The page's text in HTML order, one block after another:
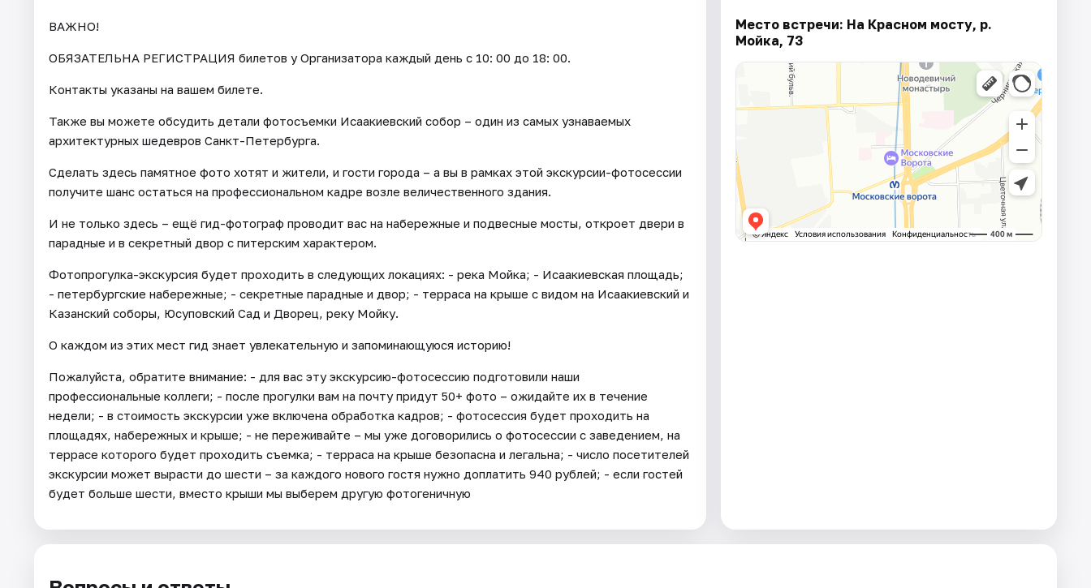
ВАЖНО!
ОБЯЗАТЕЛЬНА РЕГИСТРАЦИЯ билетов у Организатора каждый день c 10: 00 до 18: 00.
Контакты указаны на вашем билете.
Также вы можете обсудить детали фотосъемки Исаакиевский собор – один из самых узнаваемых
архитектурных шедевров Санкт-Петербурга.
Сделать здесь памятное фото хотят и жители, и гости города – а вы в рамках этой экскурсии-фотосессии
получите шанс остаться на профессиональном кадре возле величественного здания.
И не только здесь – ещё гид-фотограф проводит вас на набережные и подвесные мосты, откроет двери в
парадные и в секретный двор с питерским характером.
Фотопрогулка-экскурсия будет проходить в следующих локациях: - река Мойка; - Исаакиевская площадь;
- петербургские набережные; - секретные парадные и двор; - терраса на крыше с видом на Исаакиевский и
Казанский соборы, Юсуповский Сад и Дворец, реку Мойку.
О каждом из этих мест гид знает увлекательную и запоминающуюся историю!
Пожалуйста, обратите внимание: - для вас эту экскурсию-фотосессию подготовили наши
профессиональные коллеги; - после прогулки вам на почту придут 50+ фото – ожидайте их в течение
недели; - в стоимость экскурсии уже включена обработка кадров; - фотосессия будет проходить на
площадях, набережных и крыше; - не переживайте – мы уже договорились о фотосессии с заведением, на
террасе которого будет проходить съемка; - терраса на крыше безопасна и легальна; - число посетителей
экскурсии может вырасти до шести – за каждого нового гостя нужно доплатить 940 рублей; - если гостей
будет больше шести, вместо крыши мы выберем другую фотогеничную
Место встречи: На Красном мосту, р.
Мойка, 73